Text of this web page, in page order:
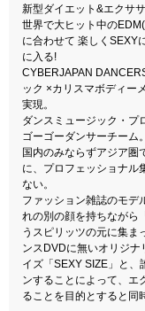
新型ダイエット&エクサ
世界で大ヒット中の
に合わせて 楽しくSEXY
に入る!
CYBERJAPAN
ック ×カリスマボディー
実現。
ダンスミュージック・プ
ゴーゴーダンサーチーム
国内のみならずアジア圏
に、プロフェッショナル
ない。
ファッション雑誌のモデ
れの別の顔を持ちながら
うスピリッツの元に集ま
ンスDVDに無いオリジ
イズ「SEXY SIZE」と、
ンすることによって、エ
ることを目的とすると同